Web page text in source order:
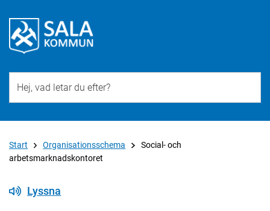
Start Organisationsschema
Social- och
arbetsmarknadskontoret
Lyssna